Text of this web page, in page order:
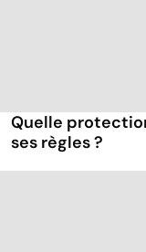
Quelle
ses règles ?